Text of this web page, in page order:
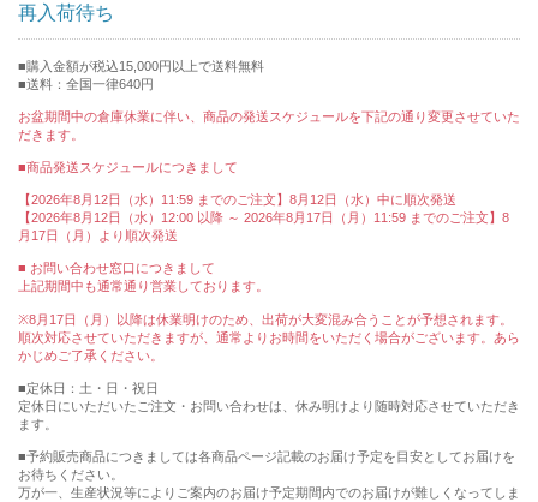
再入荷待ち
購入金額が税込15,000円以上で送料無料
送料：全国一律640円
お盆期間中の倉庫休業に伴い、商品の発送スケジュールを下記の通り変更させていた
だきます。
■商品発送スケジュールにつきまして
【2026年8月12日（水）11:59 までのご注文】8月12日（水）中に順次発送
【2026年8月12日（水）12:00 以降 ～ 2026年8月17日（月）11:59 までのご注文】8
月17日（月）より順次発送
■ お問い合わせ窓口につきまして
上記期間中も通常通り営業しております。
※8月17日（月）以降は休業明けのため、出荷が大変混み合うことが予想されます。
順次対応させていただきますが、通常よりお時間をいただく場合がございます。あら
かじめご了承ください。
■定休日：土・日・祝日
定休日にいただいたご注文・お問い合わせは、休み明けより随時対応させていただき
ます。
■予約販売商品につきましては各商品ページ記載のお届け予定を目安としてお届けを
お待ちください。
万が一、生産状況等によりご案内のお届け予定期間内でのお届けが難しくなってしま